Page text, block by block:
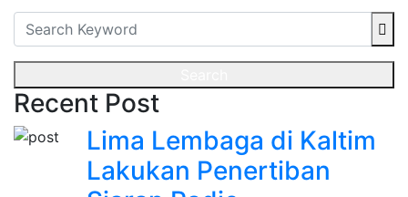
Recent Post
Lima Lembaga di Kaltim
Lakukan Penertiban